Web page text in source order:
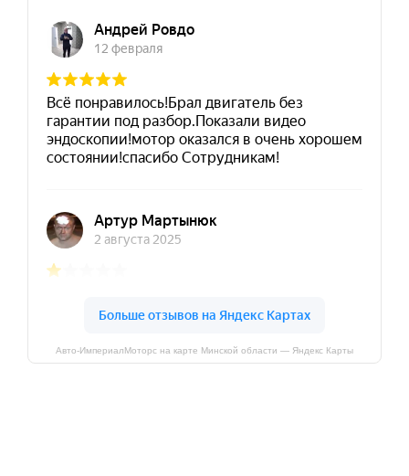
Авто-ИмпериалМоторс на карте Минской области — Яндекс Карты